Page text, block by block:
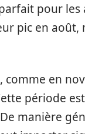
pour
pic en
comme en
période
manière